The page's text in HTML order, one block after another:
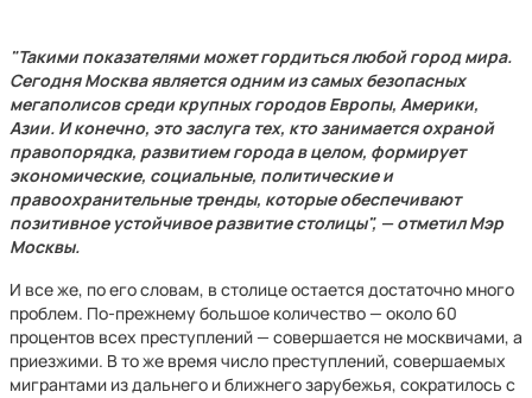
"Такими показателями может гордиться любой город мира.
Сегодня Москва является одним из самых безопасных
мегаполисов среди крупных городов Европы, Америки,
Азии. И конечно, это заслуга тех, кто занимается охраной
правопорядка, развитием города в целом, формирует
экономические, социальные, политические и
правоохранительные тренды, которые обеспечивают
позитивное устойчивое развитие столицы", — отметил Мэр
Москвы.
И все же, по его словам, в столице остается достаточно много
проблем. По-прежнему большое количество — около 60
процентов всех преступлений — совершается не москвичами, а
приезжими. В то же время число преступлений, совершаемых
мигрантами из дальнего и ближнего зарубежья, сократилось с